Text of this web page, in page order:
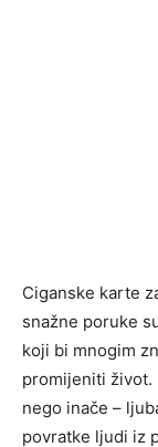
Ciganske karte
snažne poruke
koji bi mnogim
promijeniti život.
nego inače –
povratke ljudi iz